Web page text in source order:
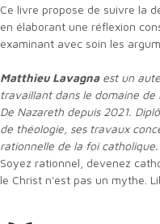
Ce livre propose de suivre la démarche inverse de la tendance actuelle
en élaborant une réflexion
examinant avec soin les
Matthieu Lavagnaest un
travaillant dans le domaine
De Nazareth depuis 2021.
de théologie, ses travaux
rationnelle de la foi
Soyez rationnel, devenez
le Christ n'est pas un mythe.